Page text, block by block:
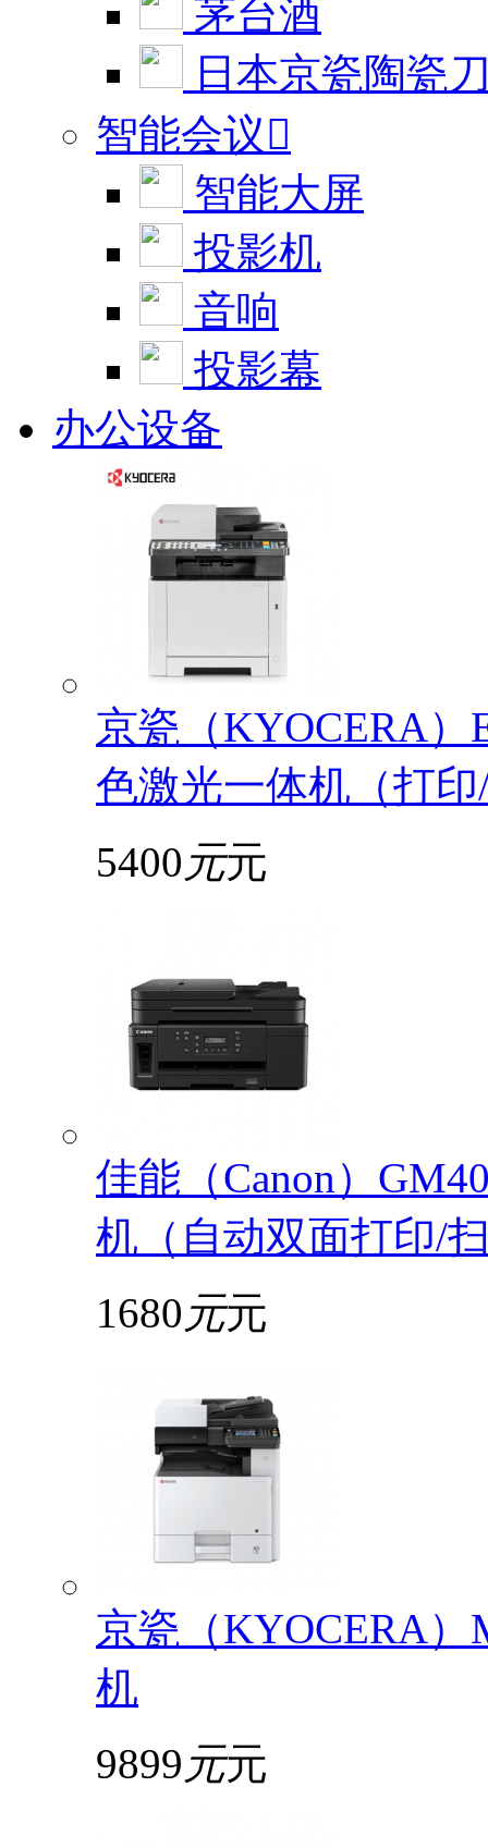
茅台酒
日本京瓷陶瓷
智能会议
智能大屏
投影机
音响
投影幕
办公设备
京瓷（KYOCERA）
色激光一体机（打
5400 元元
佳能（Canon）
机（自动双面打印/
1680 元元
京瓷（KYOCERA）
机
9899 元元